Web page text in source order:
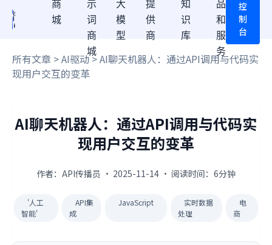
商
城
示
词
商
城
大
模
型
提
供
商
知
识
库
品
和
服
务
控
制
台
所有文章 >AI驱动> AI聊天机器人：通过API调用与代码实
现用户交互的变革
AI聊天机器人：通过API调用与代码实
现用户交互的变革
作者：API传播员 · 2025-11-14 · 阅读时间：6分钟
'人工
智能'
API集
成
JavaScript
实时数据
处理
电
商